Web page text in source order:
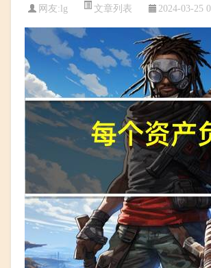
网友: lg 文章列表 2024-03-25